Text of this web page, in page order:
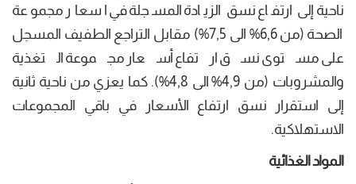
ناحية إلى ارتفاع نسق الزيادة المسجلة في اسعار مجموعة
الصحة (من 6,6% الى 7,5%) مقابل التراجع الطفيف المسجل
على مستوى نسق ارتفاع أسعار مجموعة التغذية
والمشروبات (من 4,9% الى 4,8%). كما يعزي من ناحية ثانية
إلى استقرار نسق ارتفاع الأسعار في باقي المجموعات
الاستهلاكية.
المواد الغذائية